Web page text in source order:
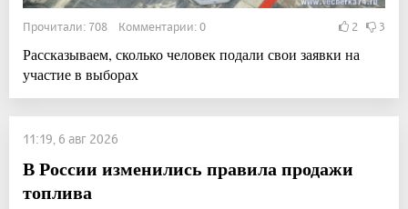
Прочитали: 708 Комментарии: 0 2 3
Рассказываем, сколько человек подали свои заявки на
участие в выборах
11:19, 6 авг 2026
В России изменились правила продажи
топлива